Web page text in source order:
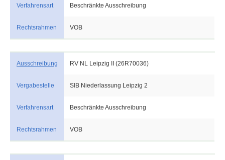
Verfahrensart Beschränkte Ausschreibung
Rechtsrahmen VOB
Ausschreibung RV NL Leipzig II (26R70036)
Vergabestelle SIB Niederlassung Leipzig 2
Verfahrensart Beschränkte Ausschreibung
Rechtsrahmen VOB